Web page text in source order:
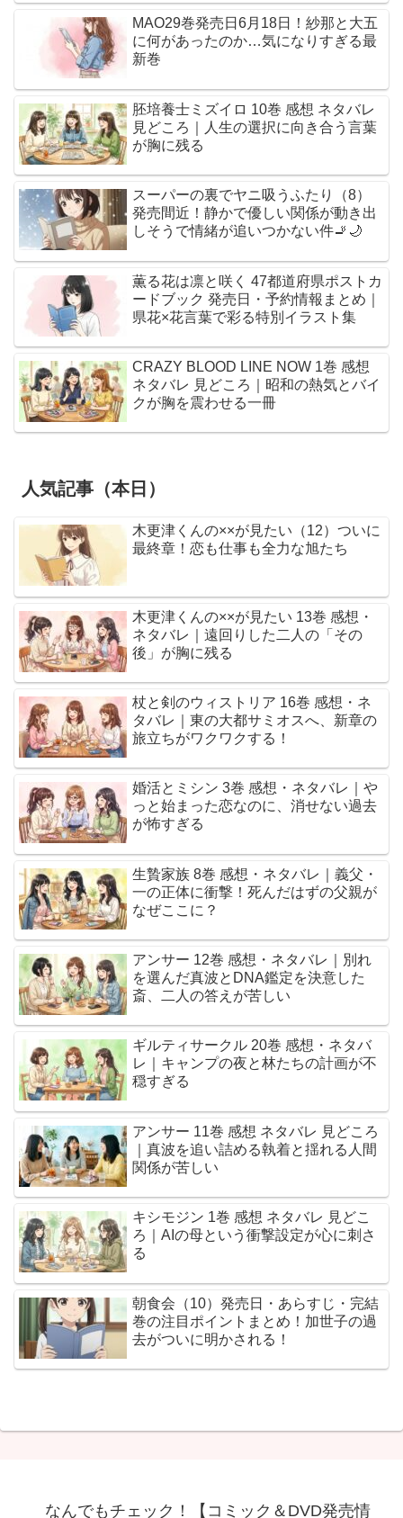
MAO29巻発売日6月18日！紗那と大五
に何があったのか…気になりすぎる最
新巻
胚培養士ミズイロ 10巻 感想 ネタバレ
見どころ｜人生の選択に向き合う言葉
が胸に残る
スーパーの裏でヤニ吸うふたり（8）
発売間近！静かで優しい関係が動き出
しそうで情緒が追いつかない件🚬🌙
薫る花は凛と咲く 47都道府県ポストカ
ードブック 発売日・予約情報まとめ｜
県花×花言葉で彩る特別イラスト集
CRAZY BLOOD LINE NOW 1巻 感想
ネタバレ 見どころ｜昭和の熱気とバイ
クが胸を震わせる一冊
人気記事（本日）
木更津くんの××が見たい（12）ついに
最終章！恋も仕事も全力な旭たち
木更津くんの××が見たい 13巻 感想・
ネタバレ｜遠回りした二人の「その
後」が胸に残る
杖と剣のウィストリア 16巻 感想・ネ
タバレ｜東の大都サミオスへ、新章の
旅立ちがワクワクする！
婚活とミシン 3巻 感想・ネタバレ｜や
っと始まった恋なのに、消せない過去
が怖すぎる
生贄家族 8巻 感想・ネタバレ｜義父・
一の正体に衝撃！死んだはずの父親が
なぜここに？
アンサー 12巻 感想・ネタバレ｜別れ
を選んだ真波とDNA鑑定を決意した
斎、二人の答えが苦しい
ギルティサークル 20巻 感想・ネタバ
レ｜キャンプの夜と林たちの計画が不
穏すぎる
アンサー 11巻 感想 ネタバレ 見どころ
｜真波を追い詰める執着と揺れる人間
関係が苦しい
キシモジン 1巻 感想 ネタバレ 見どこ
ろ｜AIの母という衝撃設定が心に刺さ
る
朝食会（10）発売日・あらすじ・完結
巻の注目ポイントまとめ！加世子の過
去がついに明かされる！
なんでもチェック！【コミック＆DVD発売情